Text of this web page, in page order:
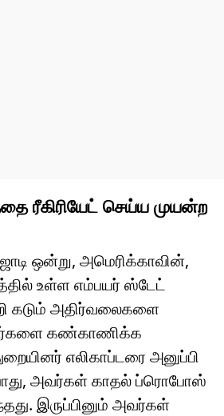
ரீகிரியேட் செய்ய முயன்ற
ஒன்று, அமெரிக்காவின்,
உள்ள எம்பயர் ஸ்டேட்
கடும் அதிர்வலைகளை
கண்காணிக்க
எலிகாப்டரை அனுப்பி
அவர்கள் காதல் ப்ரொபோஸ்
இருப்பினும் அவர்கள்